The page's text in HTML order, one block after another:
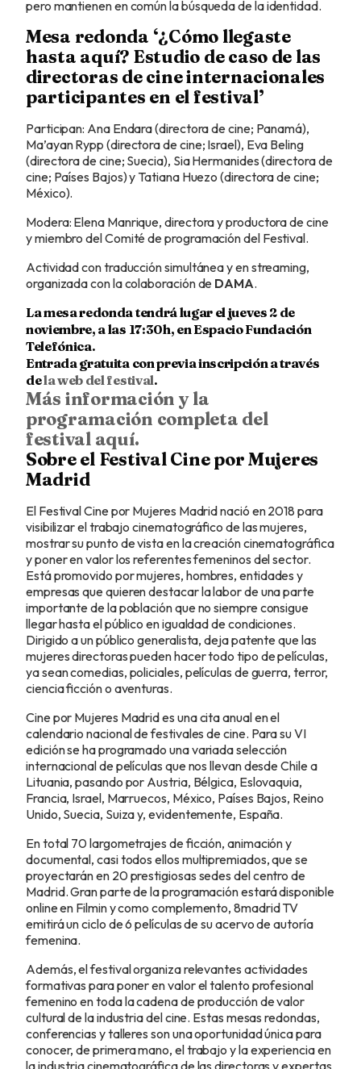
pero mantienen en común la búsqueda de la identidad.
Mesa redonda ‘¿Cómo llegaste
hasta aquí? Estudio de caso de las
directoras de cine internacionales
participantes en el festival’
Participan: Ana Endara (directora de cine; Panamá),
Ma’ayan Rypp (directora de cine; Israel), Eva Beling
(directora de cine; Suecia), Sia Hermanides (directora de
cine; Países Bajos) y Tatiana Huezo (directora de cine;
México).
Modera: Elena Manrique, directora y productora de cine
y miembro del Comité de programación del Festival.
Actividad con traducción simultánea y en streaming,
organizada con la colaboración de DAMA.
La mesa redonda tendrá lugar el jueves 2 de
noviembre, a las 17:30h, en Espacio Fundación
Telefónica.
Entrada gratuita con previa inscripción a través
dela web del festival.
Más información y la
programación completa del
festival aquí.
Sobre el Festival Cine por Mujeres
Madrid
El Festival Cine por Mujeres Madrid nació en 2018 para
visibilizar el trabajo cinematográfico de las mujeres,
mostrar su punto de vista en la creación cinematográfica
y poner en valor los referentes femeninos del sector.
Está promovido por mujeres, hombres, entidades y
empresas que quieren destacar la labor de una parte
importante de la población que no siempre consigue
llegar hasta el público en igualdad de condiciones.
Dirigido a un público generalista, deja patente que las
mujeres directoras pueden hacer todo tipo de películas,
ya sean comedias, policiales, películas de guerra, terror,
ciencia ficción o aventuras.
Cine por Mujeres Madrid es una cita anual en el
calendario nacional de festivales de cine. Para su VI
edición se ha programado una variada selección
internacional de películas que nos llevan desde Chile a
Lituania, pasando por Austria, Bélgica, Eslovaquia,
Francia, Israel, Marruecos, México, Países Bajos, Reino
Unido, Suecia, Suiza y, evidentemente, España.
En total 70 largometrajes de ficción, animación y
documental, casi todos ellos multipremiados, que se
proyectarán en 20 prestigiosas sedes del centro de
Madrid. Gran parte de la programación estará disponible
online en Filmin y como complemento, 8madrid TV
emitirá un ciclo de 6 películas de su acervo de autoría
femenina.
Además, el festival organiza relevantes actividades
formativas para poner en valor el talento profesional
femenino en toda la cadena de producción de valor
cultural de la industria del cine. Estas mesas redondas,
conferencias y talleres son una oportunidad única para
conocer, de primera mano, el trabajo y la experiencia en
la industria cinematográfica de las directoras y expertas